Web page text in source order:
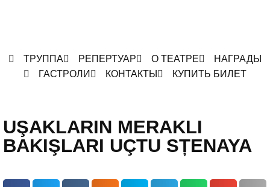
ТРУППА РЕПЕРТУАР О ТЕАТРЕ
НАГРАДЫ
ГАСТРОЛИ
КОНТАКТЫ КУПИТЬ БИЛЕТ
UŞAKLARIN MERAKLI
BAKIŞLARI UÇTU SȚENAYA